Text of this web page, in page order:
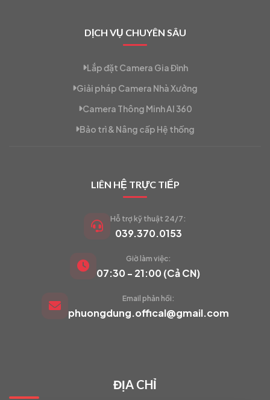
VIETCAM.VN
Đang trực tuyến
DỊCH VỤ CHUYÊN SÂU
Lắp đặt Camera Gia Đình
Giải pháp Camera Nhà Xưởng
Camera Thông Minh AI 360
Bảo trì & Nâng cấp Hệ thống
LIÊN HỆ TRỰC TIẾP
Hỗ trợ kỹ thuật 24/7:
039.370.0153
Giờ làm việc:
07:30 - 21:00 (Cả CN)
Email phản hồi:
phuongdung.offical@gmail.com
ĐỊA CHỈ